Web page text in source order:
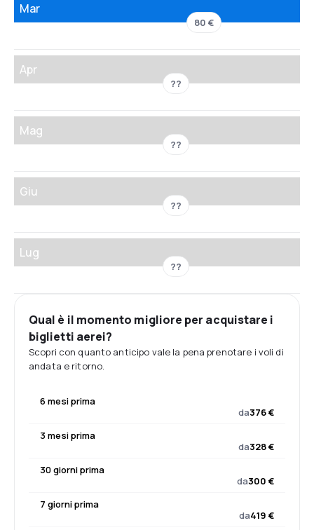
Mar
80 €
Apr
??
Mag
??
Giu
??
Lug
??
Qual è il momento migliore per acquistare i
biglietti aerei?
Scopri con quanto anticipo vale la pena prenotare i voli di
andata e ritorno.
6 mesi prima
da376 €
3 mesi prima
da328 €
30 giorni prima
da300 €
7 giorni prima
da419 €